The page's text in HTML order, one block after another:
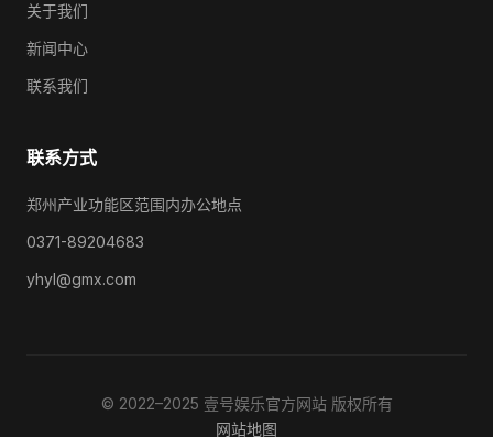
关于我们
新闻中心
联系我们
联系方式
郑州产业功能区范围内办公地点
0371-89204683
yhyl@gmx.com
© 2022–2025 壹号娱乐官方网站 版权所有
网站地图